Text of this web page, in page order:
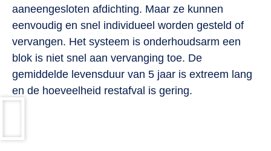
aaneengesloten afdichting. Maar ze kunnen
eenvoudig en snel individueel worden gesteld of
vervangen. Het systeem is onderhoudsarm een
blok is niet snel aan vervanging toe. De
gemiddelde levensduur van 5 jaar is extreem lang
en de hoeveelheid restafval is gering.